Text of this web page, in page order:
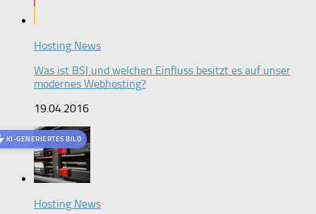
Hosting News
Was ist BSI und welchen Einfluss besitzt es auf unser
modernes Webhosting?
19.04.2016
KI-GENERIERTES BILD
Hosting News